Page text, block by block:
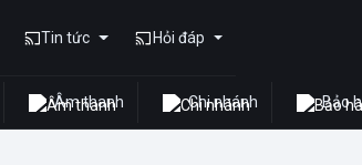
Tin tức Hỏi đáp
Âm thanh Chi nhánh Bảo